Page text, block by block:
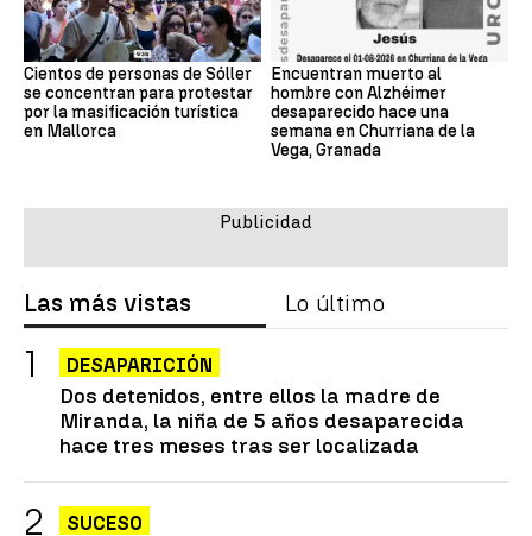
Cientos de personas de Sóller
se concentran para protestar
por la masificación turística
en Mallorca
Encuentran muerto al
hombre con Alzhéimer
desaparecido hace una
semana en Churriana de la
Vega, Granada
Las más vistas Lo último
DESAPARICIÓN
Dos detenidos, entre ellos la madre de
Miranda, la niña de 5 años desaparecida
hace tres meses tras ser localizada
SUCESO